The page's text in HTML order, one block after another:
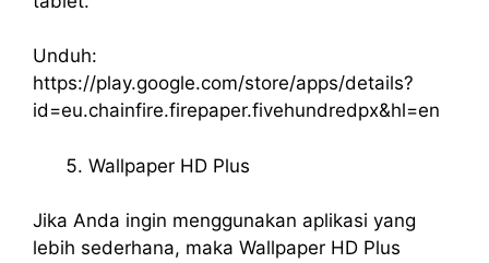
Unduh:
https://play.google.com/store/apps/details?
id=eu.chainfire.firepaper.fivehundredpx&hl=en
Wallpaper HD Plus
Jika Anda ingin menggunakan aplikasi yang
lebih sederhana, maka Wallpaper HD Plus